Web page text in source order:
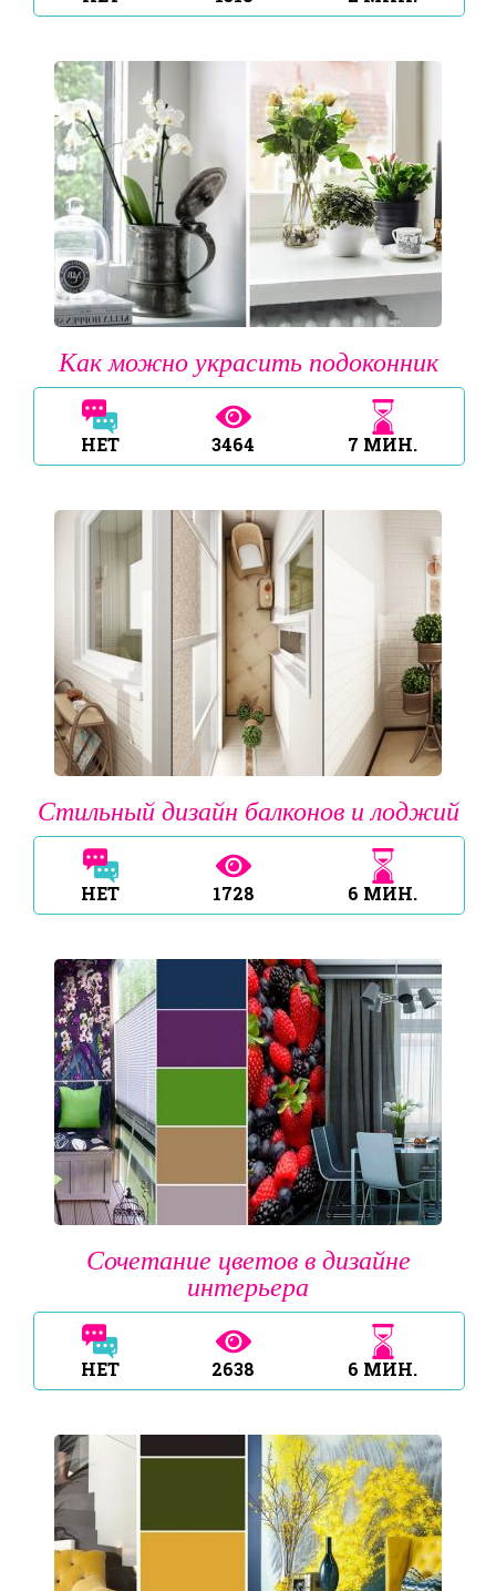
Как можно украсить подоконник
НЕТ 3464 7 МИН.
Стильный дизайн балконов и лоджий
НЕТ 1728 6 МИН.
Сочетание цветов в дизайне
интерьера
НЕТ 2638 6 МИН.